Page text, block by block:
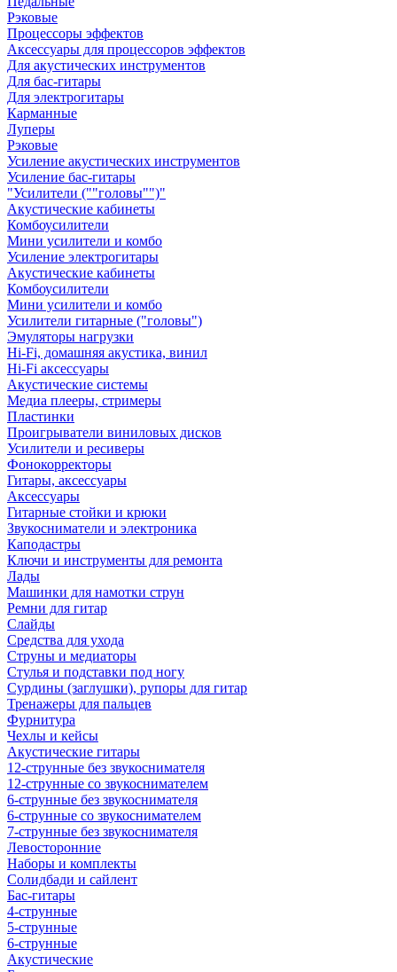
Рэковые
Процессоры эффектов
Аксессуары для процессоров эффектов
Для акустических инструментов
Для бас-гитары
Для электрогитары
Карманные
Луперы
Рэковые
Усиление акустических инструментов
Усиление бас-гитары
"Усилители (""головы"")"
Акустические кабинеты
Комбоусилители
Мини усилители и комбо
Усиление электрогитары
Акустические кабинеты
Комбоусилители
Мини усилители и комбо
Усилители гитарные ("головы")
Эмуляторы нагрузки
Hi-Fi, домашняя акустика, винил
Hi-Fi аксессуары
Акустические системы
Медиа плееры, стримеры
Пластинки
Проигрыватели виниловых дисков
Усилители и ресиверы
Фонокорректоры
Гитары, аксессуары
Аксессуары
Гитарные стойки и крюки
Звукосниматели и электроника
Каподастры
Ключи и инструменты для ремонта
Лады
Машинки для намотки струн
Ремни для гитар
Слайды
Средства для ухода
Струны и медиаторы
Стулья и подставки под ногу
Сурдины (заглушки), рупоры для гитар
Тренажеры для пальцев
Фурнитура
Чехлы и кейсы
Акустические гитары
12-струнные без звукоснимателя
12-струнные со звукоснимателем
6-струнные без звукоснимателя
6-струнные со звукоснимателем
7-струнные без звукоснимателя
Левосторонние
Наборы и комплекты
Солидбади и сайлент
Бас-гитары
4-струнные
5-струнные
6-струнные
Акустические